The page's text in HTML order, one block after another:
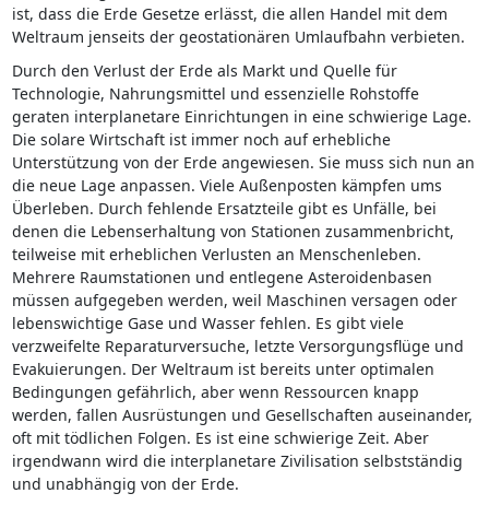
ist, dass die Erde Gesetze erlässt, die allen Handel mit dem
Weltraum jenseits der geostationären Umlaufbahn verbieten.
Durch den Verlust der Erde als Markt und Quelle für
Technologie, Nahrungsmittel und essenzielle Rohstoffe
geraten interplanetare Einrichtungen in eine schwierige Lage.
Die solare Wirtschaft ist immer noch auf erhebliche
Unterstützung von der Erde angewiesen. Sie muss sich nun an
die neue Lage anpassen. Viele Außenposten kämpfen ums
Überleben. Durch fehlende Ersatzteile gibt es Unfälle, bei
denen die Lebenserhaltung von Stationen zusammenbricht,
teilweise mit erheblichen Verlusten an Menschenleben.
Mehrere Raumstationen und entlegene Asteroidenbasen
müssen aufgegeben werden, weil Maschinen versagen oder
lebenswichtige Gase und Wasser fehlen. Es gibt viele
verzweifelte Reparaturversuche, letzte Versorgungsflüge und
Evakuierungen. Der Weltraum ist bereits unter optimalen
Bedingungen gefährlich, aber wenn Ressourcen knapp
werden, fallen Ausrüstungen und Gesellschaften auseinander,
oft mit tödlichen Folgen. Es ist eine schwierige Zeit. Aber
irgendwann wird die interplanetare Zivilisation selbstständig
und unabhängig von der Erde.